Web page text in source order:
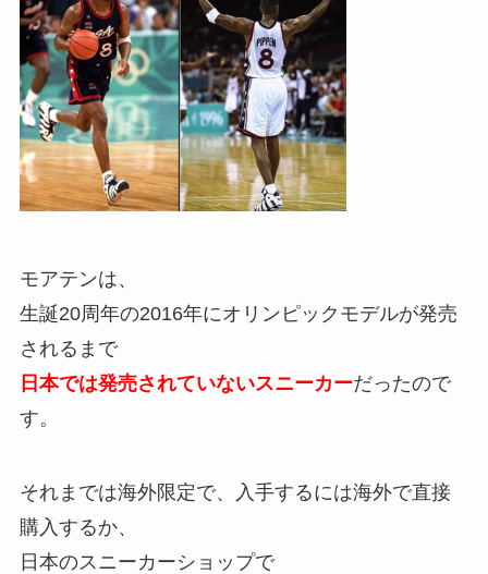
モアテンは、
生誕20周年の2016年にオリンピックモデルが発売
されるまで
日本では発売されていないスニーカーだったので
す。
それまでは海外限定で、入手するには海外で直接
購入するか、
日本のスニーカーショップで